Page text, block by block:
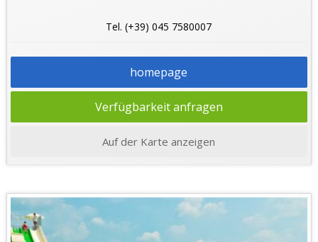
Tel. (+39) 045 7580007
homepage
Verfügbarkeit anfragen
Auf der Karte anzeigen